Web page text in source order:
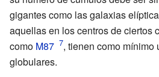
gigantes como las galaxias
aquellas en los centros de ciertos
como M87 , tienen como mínimo
globulares.